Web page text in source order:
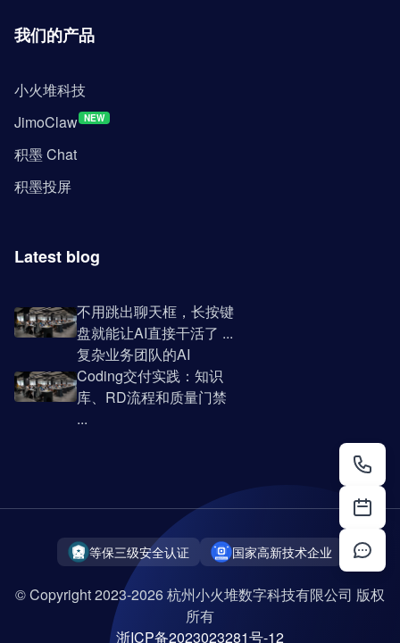
我们的产品
小火堆科技
JimoClaw NEW
积墨 Chat
积墨投屏
Latest blog
不用跳出聊天框，长按键
盘就能让AI直接干活了 ...
复杂业务团队的AI
Coding交付实践：知识
库、RD流程和质量门禁
...
等保三级安全认证 国家高新技术企业
© Copyright 2023-2026 杭州小火堆数字科技有限公司 版权
所有
浙ICP备2023023281号-12